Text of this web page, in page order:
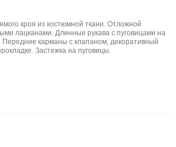
кроя из костюмной ткани. Отложной
лацканами. Длинные рукава с пуговицами на
Передние карманы с клапаном, декоративный
Застежка на пуговицы.